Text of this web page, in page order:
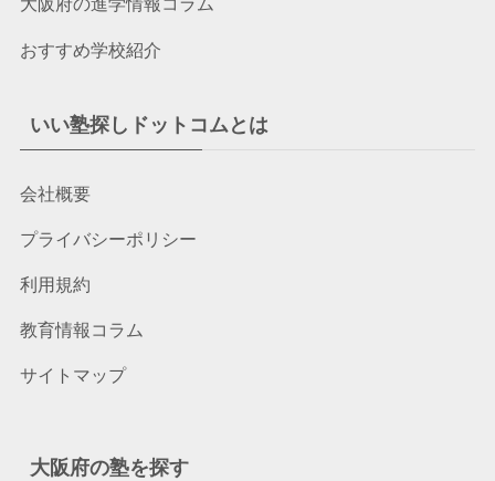
おすすめ学校紹介
いい塾探しドットコムとは
会社概要
プライバシーポリシー
利用規約
教育情報コラム
サイトマップ
大阪府の塾を探す